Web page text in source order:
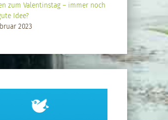
zum Valentinstag – immer noch
Idee?
2023